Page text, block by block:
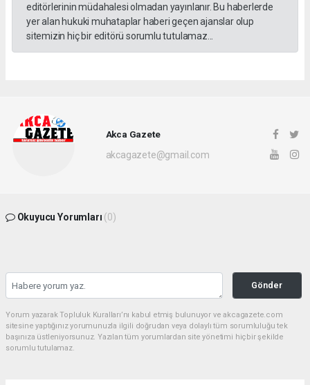
editörlerinin müdahalesi olmadan yayınlanır. Bu haberlerde
yer alan hukuki muhataplar haberi geçen ajanslar olup
sitemizin hiç bir editörü sorumlu tutulamaz...
Akca Gazete
akcagazete@gmail.com
Okuyucu Yorumları (0)
Gönder
Yorum yazarak Topluluk Kuralları’nı kabul etmiş bulunuyor ve akcagazete.com
sitesine yaptığınız yorumunuzla ilgili doğrudan veya dolaylı tüm sorumluluğu tek
başınıza üstleniyorsunuz. Yazılan tüm yorumlardan site yönetimi hiçbir şekilde
sorumlu tutulamaz.